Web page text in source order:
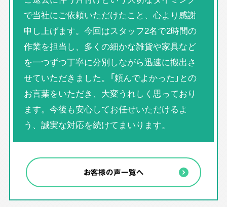
で当社にご依頼いただけたこと、心より感謝
申し上げます。今回はスタッフ2名で2時間の
作業を担当し、多くの細かな雑貨や家具など
を一つずつ丁寧に分別しながら迅速に搬出さ
せていただきました。「頼んでよかった」との
お言葉をいただき、大変うれしく思っており
ます。今後も安心してお任せいただけるよ
う、誠実な対応を続けてまいります。
お客様の声一覧へ